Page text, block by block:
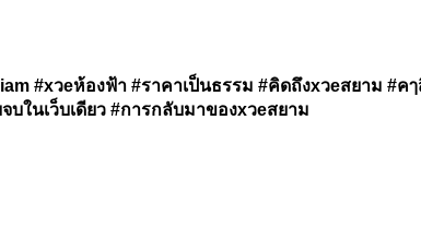
#xวeห้องฟ้า #ราคาเป็นธรรม #คิดถึงxวeสยาม #
บในเว็บเดียว #การกลับมาของxวeสยาม